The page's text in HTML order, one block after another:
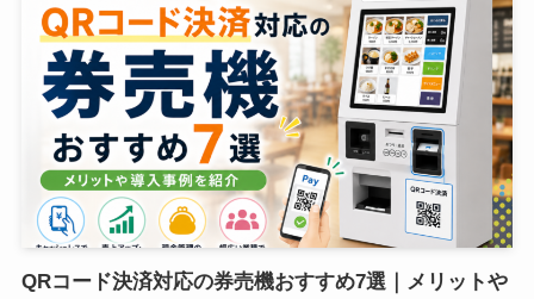
QRコード決済対応の券売機おすすめ7選｜メリットや